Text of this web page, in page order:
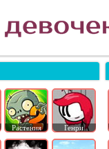
Растения Генри